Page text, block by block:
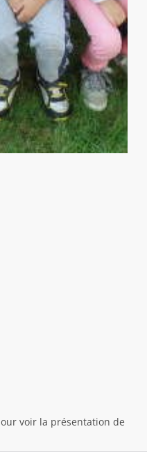
voir la présentation de